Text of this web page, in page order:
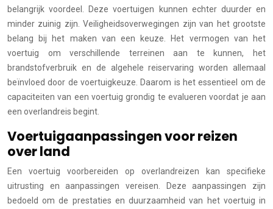
belangrijk voordeel. Deze voertuigen kunnen echter duurder en
minder zuinig zijn. Veiligheidsoverwegingen zijn van het grootste
belang bij het maken van een keuze. Het vermogen van het
voertuig om verschillende terreinen aan te kunnen, het
brandstofverbruik en de algehele reiservaring worden allemaal
beïnvloed door de voertuigkeuze. Daarom is het essentieel om de
capaciteiten van een voertuig grondig te evalueren voordat je aan
een overlandreis begint.
Voertuigaanpassingen voor reizen
over land
Een voertuig voorbereiden op overlandreizen kan specifieke
uitrusting en aanpassingen vereisen. Deze aanpassingen zijn
bedoeld om de prestaties en duurzaamheid van het voertuig in